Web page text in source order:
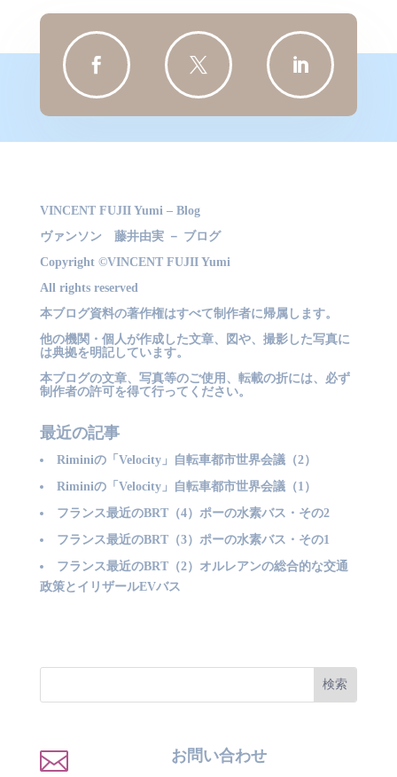
リ
  
VINCENT FUJII Yumi – Blog
ヴァンソン 藤井由実 － ブログ
Copyright ©VINCENT FUJII Yumi
All rights reserved
本ブログ資料の著作権はすべて制作者に帰属します。
他の機関・個人が作成した文章、図や、撮影した写真に
は典拠を明記しています。
本ブログの文章、写真等のご使用、転載の折には、必ず
制作者の許可を得て行ってください。
最近の記事
Riminiの「Velocity」自転車都市世界会議（2）
Riminiの「Velocity」自転車都市世界会議（1）
フランス最近のBRT（4）ポーの水素バス・その2
フランス最近のBRT（3）ポーの水素バス・その1
フランス最近のBRT（2）オルレアンの総合的な交通
政策とイリザールEVバス
 お問い合わせ